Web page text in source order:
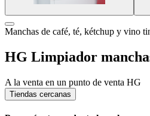
Manchas de café, té, kétchup y vino
HG Limpiador
A la venta en un punto de venta HG
Tiendas cercanas